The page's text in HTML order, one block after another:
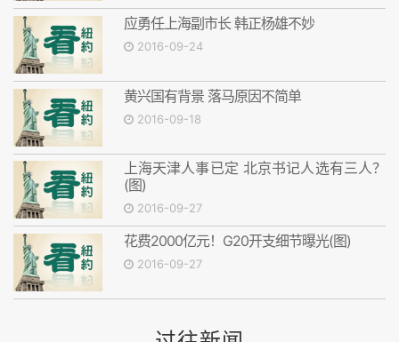
应勇任上海副市长 韩正杨雄不妙
2016-09-24
黄兴国有背景 落马原因不简单
2016-09-18
上海天津人事已定 北京书记人选有三人？
(图)
2016-09-27
花费2000亿元！G20开支细节曝光(图)
2016-09-27